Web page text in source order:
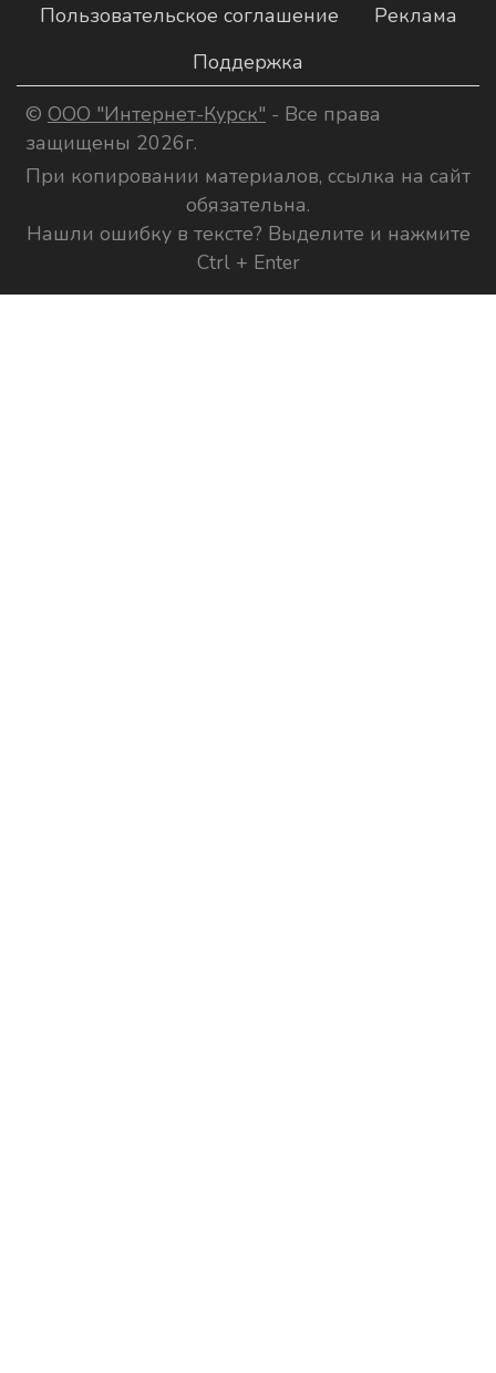
Пользовательское соглашение
Реклама
Поддержка
© ООО "Интернет-Курск" - Все права
защищены 2026г.
При копировании материалов, ссылка на сайт
обязательна.
Нашли ошибку в тексте? Выделите и нажмите
Ctrl + Enter